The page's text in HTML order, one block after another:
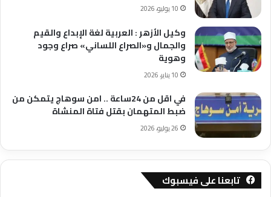
10 يوليو، 2026
وكيل الأزهر : العربية لغة الإبداع والقيم
والجمال و«الصراع اللساني» صراع وجود
وهوية
10 يناير، 2026
في اقل من 24ساعة .. امن سوهاج يتمكن من
ضبط المتهمان بقتل فتاة المنشاة
26 يوليو، 2026
تابعنا على فيسبوك